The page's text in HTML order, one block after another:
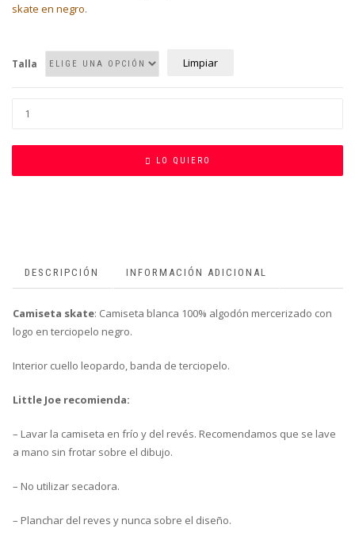
skate en negro.
Talla Limpiar
LO QUIERO
DESCRIPCIÓN INFORMACIÓN ADICIONAL
Camiseta skate: Camiseta blanca 100% algodón mercerizado con
logo en terciopelo negro.
Interior cuello leopardo, banda de terciopelo.
Little Joe recomienda:
– Lavar la camiseta en frío y del revés. Recomendamos que se lave
a mano sin frotar sobre el dibujo.
– No utilizar secadora.
– Planchar del reves y nunca sobre el diseño.